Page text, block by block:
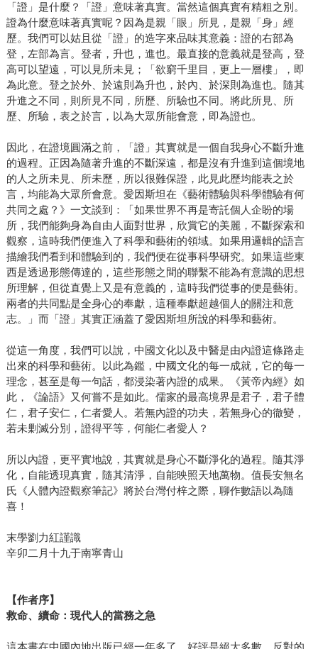
「證」是什麼？「證」意味著真實。當然這個真實有精粗之別。
證為什麼意味著真實呢？因為是親「眼」所見，是親「身」經
歷。我們可以姑且從「證」的造字來品味其意義：證的右部為
登，左部為言。登者，升也，進也。最直接的意義就是登高，登
高可以望遠，可以見所未見；「欲窮千里目，更上一層樓」，即
為此意。登之於外、於遠則為升也，於內、於深則為進也。隨其
升進之不同，則所見不同，所歷、所驗也不同。將此所見、所
歷、所驗，表之於言，以為大眾所能會意，即為證也。
因此，在證境圓滿之前，「證」其實就是一個自我身心不斷升進
的過程。正因為隨著升進的不斷深遠，都是沒有升進到這個境地
的人之所未見、所未歷，所以很難保證，此見此歷均能表之於
言，均能為大眾所會意。愛因斯坦在《藝術體驗與科學體驗有何
共同之處？》一文談到：「如果世界不再是寄託個人企盼的場
所，我們能夠身為自由人面對世界，欣賞它的美麗，不斷探索和
觀察，這時我們便進入了科學和藝術的領域。如果用邏輯的語言
描繪我們看到和體驗到的，我們便在從事科學研究。如果這些東
西是透過形態傳達的，這些形態之間的聯繫不能為有意識的思想
所理解，但從直覺上又是有意義的，這時我們從事的便是藝術。
兩者的共同點是全身心的奉獻，這種奉獻超越個人的關注和意
志。」而「證」其實正涵蓋了愛因斯坦所說的科學和藝術。
從這一角度，我們可以說，中國文化以及中醫是由內證這條路走
出來的科學和藝術。以此為鑑，中國文化的每一成就，它的每一
理念，甚至是每一句話，都浸染著內證的成果。《黃帝內經》如
此，《論語》又何嘗不是如此。儒家的最高境界是君子，君子體
仁，君子安仁，仁者愛人。若無內證的功夫，若無身心的徹變，
若未剿滅分別，證得平等，何能仁者愛人？
所以內證，更平實地說，其實就是身心不斷淨化的過程。隨其淨
化，自能透現真實，隨其清淨，自能映照天地萬物。值長安無名
氏《人體內證觀察筆記》將於台灣付梓之際，聊作數語以為隨
喜！
末學劉力紅謹識
辛卯二月十九于南寧青山
【作者序】
救命、續命：現代人的當務之急
這本書在中國內地出版已經一年多了，好評是絕大多數，反對的